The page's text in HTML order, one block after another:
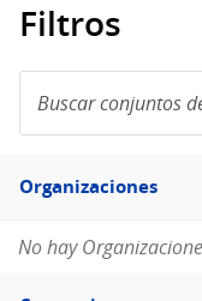
Filtros
conjuntos
de
Filtro
Organizaciones
No hay
Filtro